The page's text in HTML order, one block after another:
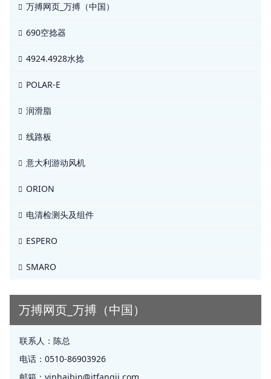
万搏网页_万搏（中国）
690空捻器
4924.4928水捻
POLAR-E
润滑脂
线路板
意大利游动风机
ORION
电清检测头及组件
ESPERO
SMARO
万搏网页_万搏（中国）
联系人： 陈总
电话： 0510-86903926